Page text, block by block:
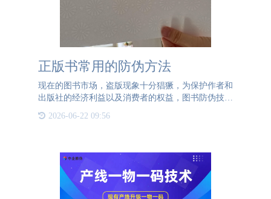
正版书常用的防伪方法
现在的图书市场，盗版现象十分猖獗，为保护作者和
出版社的经济利益以及消费者的权益，图书防伪技术
哪些呢？1. 水印纸张：通过特殊的印刷方式制作，
2026-06-22 09:56